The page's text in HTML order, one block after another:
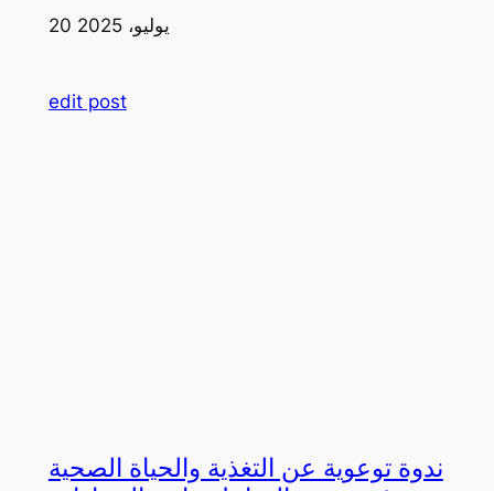
20 يوليو، 2025
edit post
ندوة توعوية عن التغذية والحياة الصحية